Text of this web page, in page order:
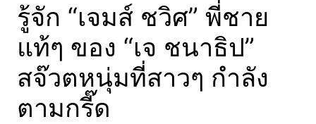
รู้จัก “เจมส์ ชวิศ” พี่ชาย
แท้ๆ ของ “เจ ชนาธิป”
สจ๊วตหนุ่มที่สาวๆ กำลัง
ตามกรี๊ด